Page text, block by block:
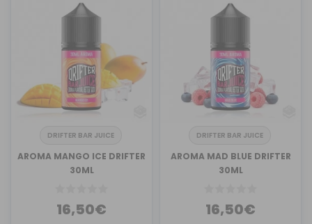
DRIFTER BAR JUICE
AROMA MANGO ICE DRIFTER
30ML
16,50€
DRIFTER BAR JUICE
AROMA MAD BLUE DRIFTER
30ML
16,50€